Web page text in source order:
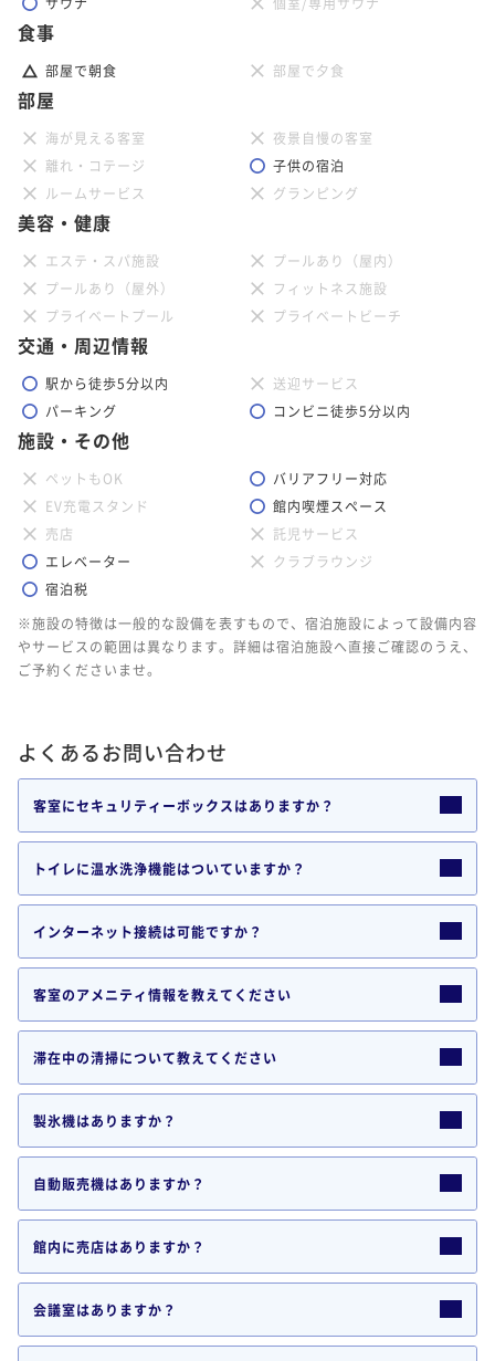
食事
部屋で朝食 部屋で夕食
部屋
海が見える客室
夜景自慢の客室
離れ・コテージ
子供の宿泊
ルームサービス
グランピング
美容・健康
エステ・スパ施設
プールあり（屋内）
プールあり（屋外）
フィットネス施設
プライベートプール
プライベートビーチ
交通・周辺情報
駅から徒歩5分以内
送迎サービス
パーキング
コンビニ徒歩5分以内
施設・その他
ペットもOK
バリアフリー対応
EV充電スタンド
館内喫煙スペース
売店
託児サービス
エレベーター
クラブラウンジ
宿泊税
※施設の特徴は一般的な設備を表すもので、宿泊施設によって設備内容
やサービスの範囲は異なります。詳細は宿泊施設へ直接ご確認のうえ、
ご予約くださいませ。
よくあるお問い合わせ
客室にセキュリティーボックスはありますか？
トイレに温水洗浄機能はついていますか？
インターネット接続は可能ですか？
客室のアメニティ情報を教えてください
滞在中の清掃について教えてください
製氷機はありますか？
自動販売機はありますか？
館内に売店はありますか？
会議室はありますか？